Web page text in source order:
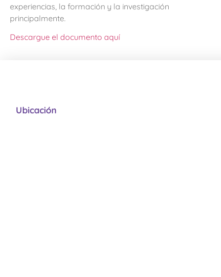
experiencias, la formación y la investigación
principalmente.
Descargue el documento aquí
Ubicación